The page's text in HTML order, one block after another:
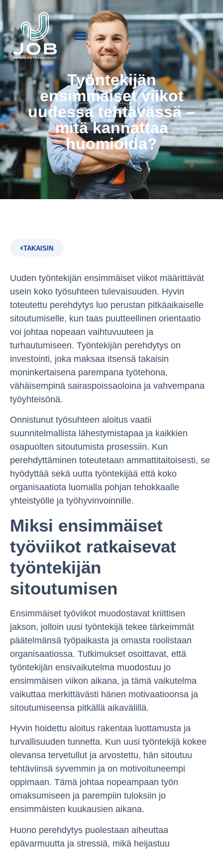
Työntekijän
ensimmäiset viikot
uudessa tehtävässä –
mitä kannattaa
huomioida?
TAKAISIN
Uuden työntekijän ensimmäiset viikot määrittävät
usein koko työsuhteen tulevaisuuden. Hyvin
toteutettu perehdytys luo perustan pitkäaikaiselle
sitoutumiselle, kun taas puutteellinen orientaatio
voi johtaa nopeaan vaihtuvuuteen ja
turhautumiseen. Työntekijän perehdytys on
investointi, joka maksaa itsensä takaisin
moninkertaisena parempana työtehona,
vähäisempinä sairaspoissaoloina ja vahvempana
työyhteisönä.
Onnistunut työsuhteen aloitus vaatii
suunnitelmallista lähestymistapaa ja kaikkien
osapuolten sitoutumista prosessiin. Kun
perehdyttäminen toteutetaan ammattitaitoisesti, se
hyödyttää sekä uutta työntekijää että koko
organisaatiota luomalla pohjan tehokkaalle
yhteistyölle ja työhyvinvoinnille.
Miksi ensimmäiset
työviikot ratkaisevat
työntekijän
sitoutumisen
Ensimmäiset työviikot muodostavat kriittisen
jakson, jolloin uusi työntekijä tekee tärkeimmät
päätelmänsä työpaikasta ja omasta roolistaan
organisaatiossa. Tutkimukset osoittavat, että
työntekijän ensivaikutelma muodostuu jo
ensimmäisen viikon aikana, ja tämä vaikutelma
vaikuttaa merkittävästi hänen motivaatioonsa ja
sitoutumiseensa pitkällä aikavälillä.
Hyvin hoidettu aloitus rakentaa luottamusta ja
turvallisuuden tunnetta. Kun uusi työntekijä kokee
olevansa tervetullut ja arvostettu, hän sitoutuu
tehtäviinsä syvemmin ja on motivoituneempi
oppimaan. Tämä johtaa nopeampaan työn
omaksumiseen ja parempiin tuloksiin jo
ensimmäisten kuukausien aikana.
Huono perehdytys puolestaan aiheuttaa
epävarmuutta ja stressiä, mikä heijastuu